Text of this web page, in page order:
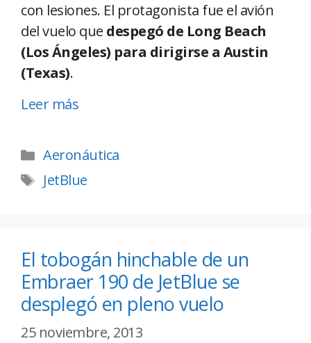
con lesiones. El protagonista fue el avión
del vuelo que despegó de Long Beach
(Los Ángeles) para dirigirse a Austin
(Texas).
Leer más
Aeronáutica
JetBlue
El tobogán hinchable de un
Embraer 190 de JetBlue se
desplegó en pleno vuelo
25 noviembre, 2013